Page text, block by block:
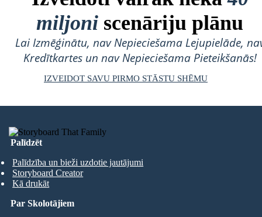
miljoni scenāriju plānu
Lai Izmēģinātu, nav Nepieciešama Lejupielāde,
Kredītkartes un nav Nepieciešama Pieteikšanās!
IZVEIDOT SAVU PIRMO STĀSTU SHĒMU
Palīdzēt
Palīdzība un bieži uzdotie jautājumi
Storyboard Creator
Kā drukāt
Par Skolotājiem